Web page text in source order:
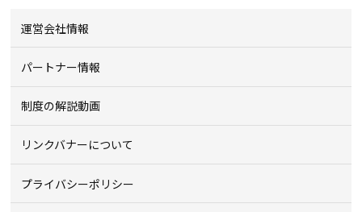
運営会社情報
パートナー情報
制度の解説動画
リンクバナーについて
プライバシーポリシー